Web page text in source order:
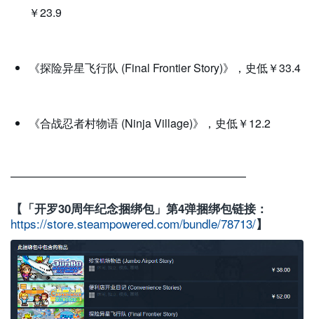
￥23.9
《探险异星飞行队 (Final Frontier Story)》，史低￥33.4
《合战忍者村物语 (Ninja Village)》，史低￥12.2
—————————————————————
【「开罗30周年纪念捆绑包」第4弹捆绑包链接：
https://store.steampowered.com/bundle/78713/】